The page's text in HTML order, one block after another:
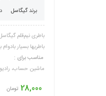
برندگیگاسل
باطری نیم‌قلم
باطریها بسیار
مناسب برای :
ماشین حساب،
28,000 تومان